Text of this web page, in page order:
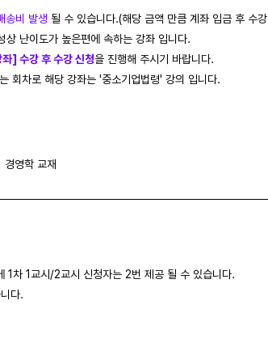
송비 발생 될 수 있습니다.(해당 금액 만큼 계좌 입금 후 수
난이도가 높은편에 속하는 강좌 입니다.
좌] 수강 후 수강 신청을 진행해 주시기 바랍니다.
회차로 해당 강좌는 '중소기업법령' 강의 입니다.
영학 교재
1차 1교시/2교시 신청자는 2번 제공 될 수 있습니다.
다.